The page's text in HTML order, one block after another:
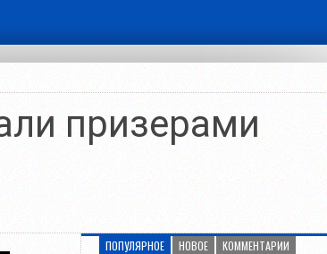
призерами
ПОПУЛЯРНОЕ НОВОЕ КОММЕНТАРИИ